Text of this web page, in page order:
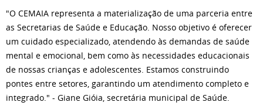
"O CEMAIA representa a materialização de uma parceria entre
as Secretarias de Saúde e Educação. Nosso objetivo é oferecer
um cuidado especializado, atendendo às demandas de saúde
mental e emocional, bem como às necessidades educacionais
de nossas crianças e adolescentes. Estamos construindo
pontes entre setores, garantindo um atendimento completo e
integrado." - Giane Gióia, secretária municipal de Saúde.